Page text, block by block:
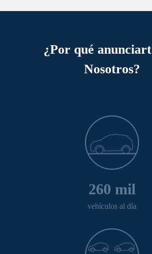
¿Por qué
Nosotros?
260 mil
vehículos al día